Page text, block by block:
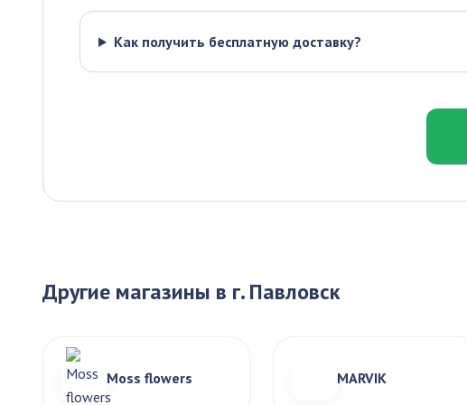
Как получить бесплатную доставку?
Другие магазины в г. Павловск
Moss flowers MARVIK